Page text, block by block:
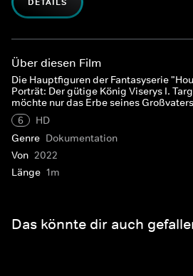
Über diesen Film
Die Hauptfiguren der Fantasyserie
Porträt: Der gütige König Viserys I.
möchte nur das Erbe seines
6
HD
Genre Dokumentation
Von 2022
Länge 1m
Das könnte dir auch